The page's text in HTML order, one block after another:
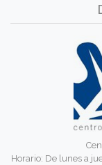
Horario: De lunes a